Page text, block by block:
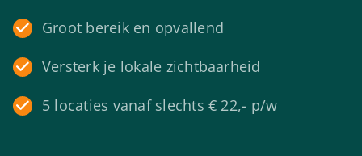
Groot bereik en opvallend
Versterk je lokale zichtbaarheid
5 locaties vanaf slechts € 22,- p/w